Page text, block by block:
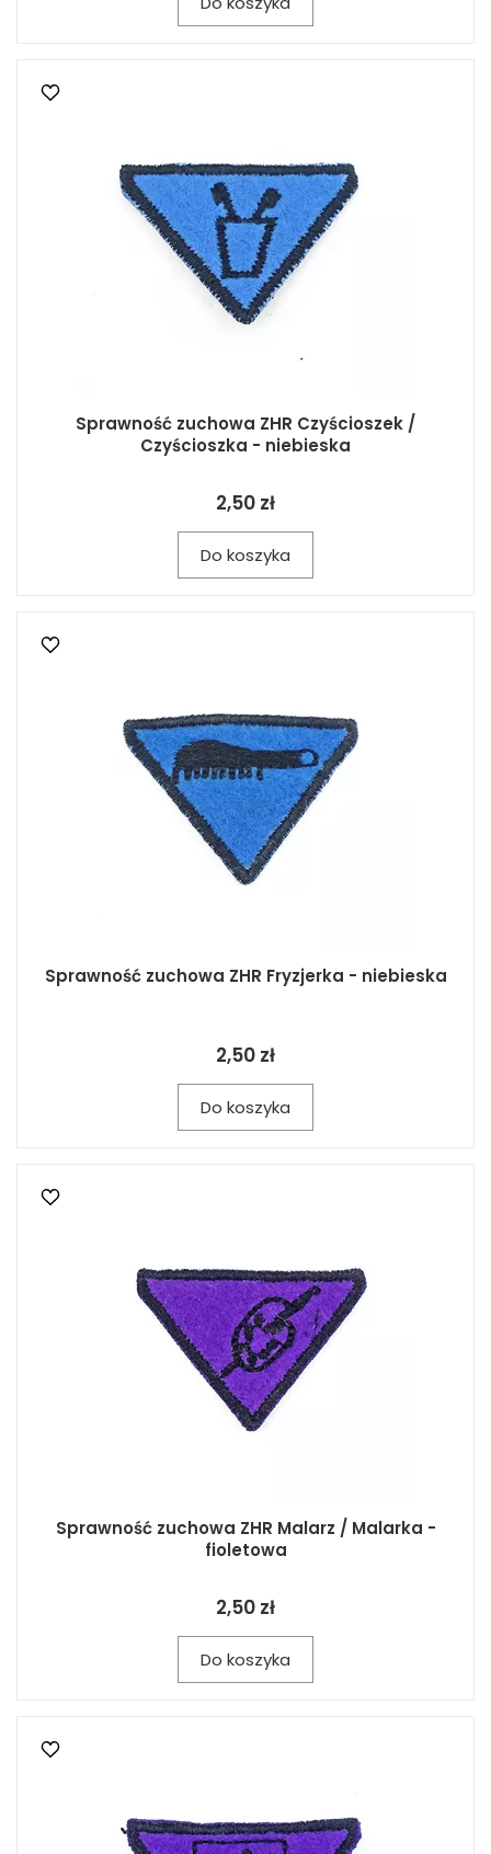
Sprawność zuchowa ZHR Czyścioszek /
Czyścioszka - niebieska
2,50 zł
Do koszyka
Sprawność zuchowa ZHR Fryzjerka - niebieska
2,50 zł
Do koszyka
Sprawność zuchowa ZHR Malarz / Malarka -
fioletowa
2,50 zł
Do koszyka